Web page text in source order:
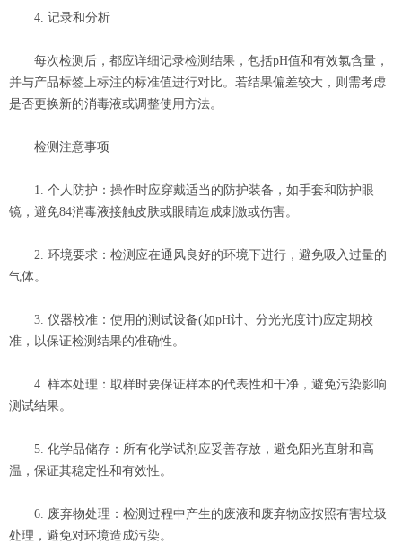
4. 记录和分析
每次检测后，都应详细记录检测结果，包括pH值和有效氯含量，
并与产品标签上标注的标准值进行对比。若结果偏差较大，则需考虑
是否更换新的消毒液或调整使用方法。
检测注意事项
1. 个人防护：操作时应穿戴适当的防护装备，如手套和防护眼
镜，避免84消毒液接触皮肤或眼睛造成刺激或伤害。
2. 环境要求：检测应在通风良好的环境下进行，避免吸入过量的
气体。
3. 仪器校准：使用的测试设备(如pH计、分光光度计)应定期校
准，以保证检测结果的准确性。
4. 样本处理：取样时要保证样本的代表性和干净，避免污染影响
测试结果。
5. 化学品储存：所有化学试剂应妥善存放，避免阳光直射和高
温，保证其稳定性和有效性。
6. 废弃物处理：检测过程中产生的废液和废弃物应按照有害垃圾
处理，避免对环境造成污染。